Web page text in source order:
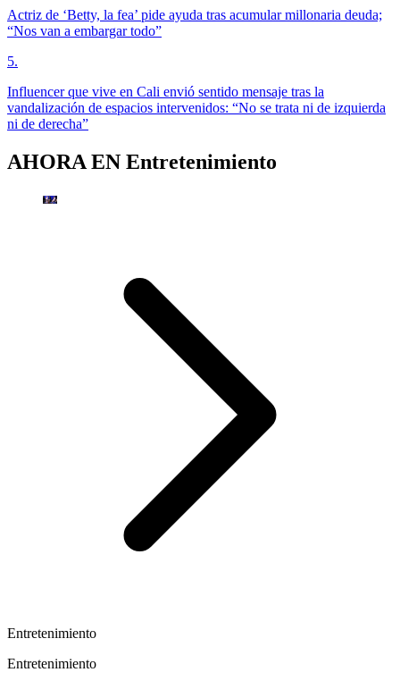
Actriz de ‘Betty, la fea’ pide ayuda tras acumular millonaria deuda;
“Nos van a embargar todo”
5.
Influencer que vive en Cali envió sentido mensaje tras la
vandalización de espacios intervenidos: “No se trata ni de izquierda
ni de derecha”
AHORA EN Entretenimiento
Entretenimiento
Entretenimiento